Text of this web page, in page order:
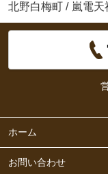
北野白梅町 / 嵐電天
ホーム
お問い合わせ